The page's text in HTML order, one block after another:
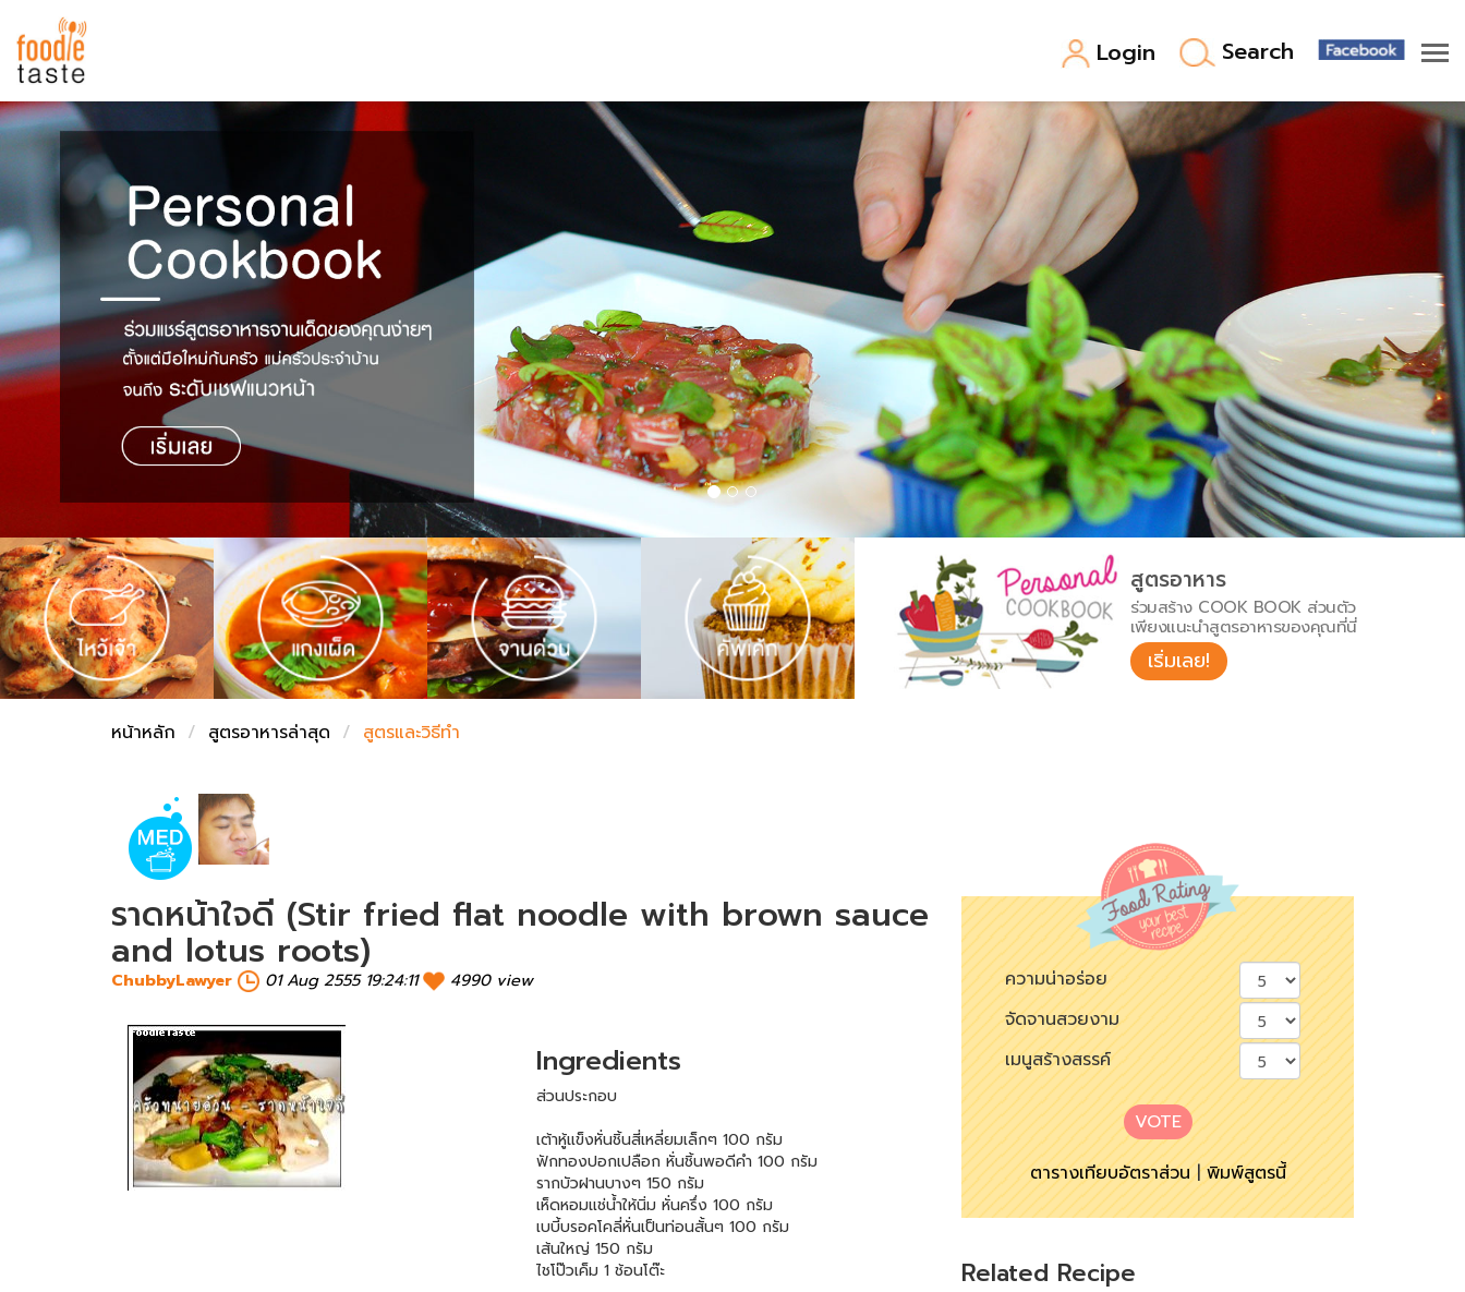
Login Search
สูตรอาหาร
สูตรอาหารล่าสุด
Top Foodie
พาไปชิม
สารพันก้นครัว
เคล็ดลับน่ารู้
เปรียบเทียบหน่วยการตวง
เปรียบเทียบอุณหภูมิ
เปรียบเทียบน้ำหนักวัตถุดิบ
ชั่งตวงเนย
FoodPedia
สร้าง Cookbook
สูตรอาหาร
ร่วมสร้าง COOK BOOK ส่วนตัว
เพียงแนะนำสูตรอาหารของคุณที่นี่
เริ่มเลย!
หน้าหลัก สูตรอาหารล่าสุด สูตรและวิธีทำ
ราดหน้าใจดี (Stir fried flat noodle with brown sauce
and lotus roots)
ChubbyLawyer 01 Aug 2555 19:24:11 4990 view
Ingredients
ส่วนประกอบ
เต้าหู้แข็งหั่นชิ้นสี่เหลี่ยมเล็กๆ 100 กรัม
ฟักทองปอกเปลือก หั่นชิ้นพอดีคำ 100 กรัม
รากบัวฝานบางๆ 150 กรัม
เห็ดหอมแช่น้ำให้นิ่ม หั่นครึ่ง 100 กรัม
เบบี้บรอคโคลี่หั่นเป็นท่อนสั้นๆ 100 กรัม
เส้นใหญ่ 150 กรัม
ไชโป๊วเค็ม 1 ช้อนโต๊ะ
ความน่าอร่อย
จัดจานสวยงาม
เมนูสร้างสรรค์
VOTE
ตารางเทียบอัตราส่วน|พิมพ์สูตรนี้
Related Recipe